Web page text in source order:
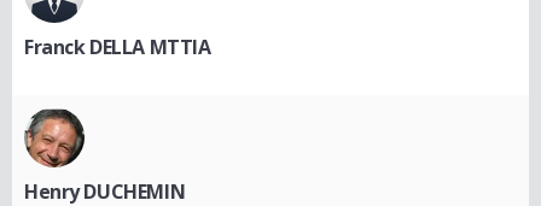
Franck DELLA MTTIA
Henry DUCHEMIN